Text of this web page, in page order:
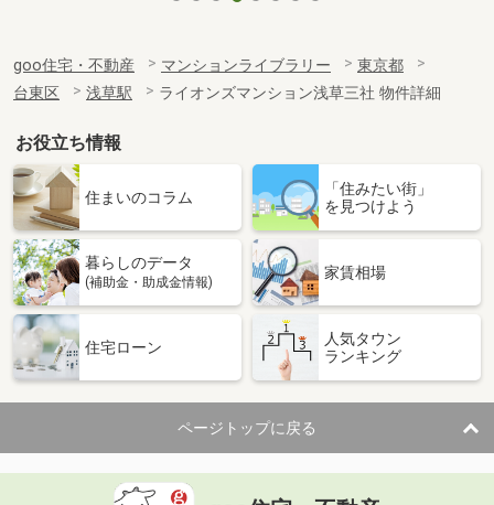
goo住宅・不動産 マンションライブラリー
東京都
台東区
浅草駅 ライオンズマンション浅草三社 物件詳細
お役立ち情報
住まいのコラム
「住みたい街」
を見つけよう
暮らしのデータ
(補助金・助成金情報)
家賃相場
住宅ローン
人気タウン
ランキング
ページトップに戻る